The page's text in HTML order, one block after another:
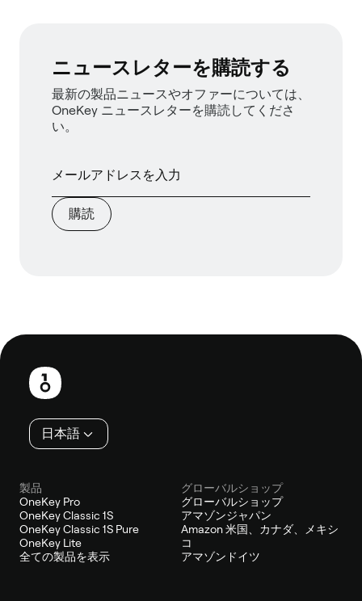
ニュースレターを購読する
最新の製品ニュースやオファーについては、
OneKey ニュースレターを購読してくださ
い。
購読
フ
日本語
製品
OneKey Pro
OneKey Classic 1S
OneKey Classic 1S Pure
OneKey Lite
全ての製品を表示
グローバルショップ
グローバルショップ
アマゾンジャパン
Amazon 米国、カナダ、メキシ
コ
アマゾンドイツ